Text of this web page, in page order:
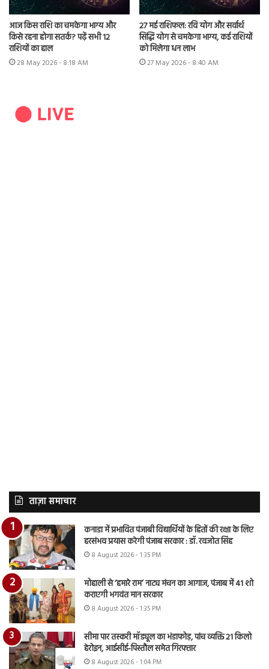
आज किस राशि का चमकेगा भाग्य और
किसे रहना होगा सतर्क? पढ़ें सभी 12
राशियों का हाल
28 May 2026 - 8:18 AM
27 मई राशिफल: रवि योग और सर्वार्थ
सिद्धि योग से चमकेगा भाग्य, कई राशियों
को मिलेगा धन लाभ
27 May 2026 - 8:40 AM
ताज़ा समाचार
कनाडा में प्रभावित पंजाबी विद्यार्थियों के हितों की रक्षा के लिए
हरसंभव प्रयास करेगी पंजाब सरकार : डॉ. रवजोत सिंह
8 August 2026 - 1:35 PM
मोहाली से ‘हमारे राम’ नाट्य मंचन का आगाज, पंजाब में 41 शो
कराएगी भगवंत मान सरकार
8 August 2026 - 1:35 PM
सीमा पार तस्करी मॉड्यूल का भंडाफोड़, पांच व्यक्ति 21 किलो
हेरोइन, आईसीई-पिस्तौल समेत गिरफ्तार
8 August 2026 - 1:04 PM